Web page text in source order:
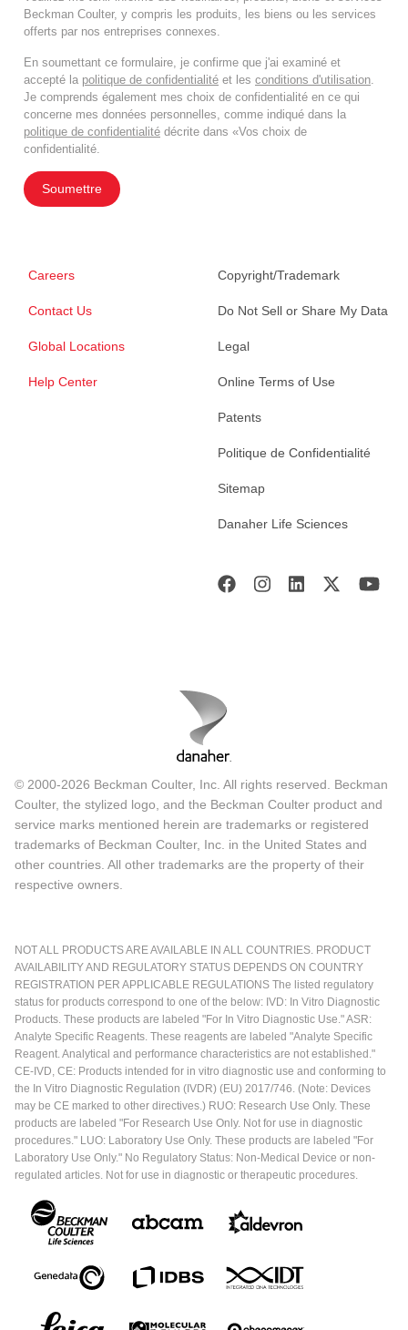
Beckman Coulter, y compris les produits, les biens ou les services
offerts par nos entreprises connexes.
En soumettant ce formulaire, je confirme que j'ai examiné et
accepté la politique de confidentialité et les conditions d'utilisation
Je comprends également mes choix de confidentialité en ce qui
concerne mes données personnelles, comme indiqué dans la
politique de confidentialité décrite dans «Vos choix de
confidentialité.
Soumettre
Careers
Contact Us
Global Locations
Help Center
Copyright/Trademark
Do Not Sell or Share My Data
Legal
Online Terms of Use
Patents
Politique de Confidentialité
Sitemap
Danaher Life Sciences
© 2000-2026 Beckman Coulter, Inc. All rights reserved. Beckman
Coulter, the stylized logo, and the Beckman Coulter product and
service marks mentioned herein are trademarks or registered
trademarks of Beckman Coulter, Inc. in the United States and
other countries. All other trademarks are the property of their
respective owners.
NOT ALL PRODUCTS ARE AVAILABLE IN ALL COUNTRIES. PRODUCT
AVAILABILITY AND REGULATORY STATUS DEPENDS ON COUNTRY
REGISTRATION PER APPLICABLE REGULATIONS The listed regulatory
status for products correspond to one of the below: IVD: In Vitro Diagnostic
Products. These products are labeled "For In Vitro Diagnostic Use." ASR:
Analyte Specific Reagents. These reagents are labeled "Analyte Specific
Reagent. Analytical and performance characteristics are not established."
CE-IVD, CE: Products intended for in vitro diagnostic use and conforming to
the In Vitro Diagnostic Regulation (IVDR) (EU) 2017/746. (Note: Devices
may be CE marked to other directives.) RUO: Research Use Only. These
products are labeled "For Research Use Only. Not for use in diagnostic
procedures." LUO: Laboratory Use Only. These products are labeled "For
Laboratory Use Only." No Regulatory Status: Non-Medical Device or non-
regulated articles. Not for use in diagnostic or therapeutic procedures.